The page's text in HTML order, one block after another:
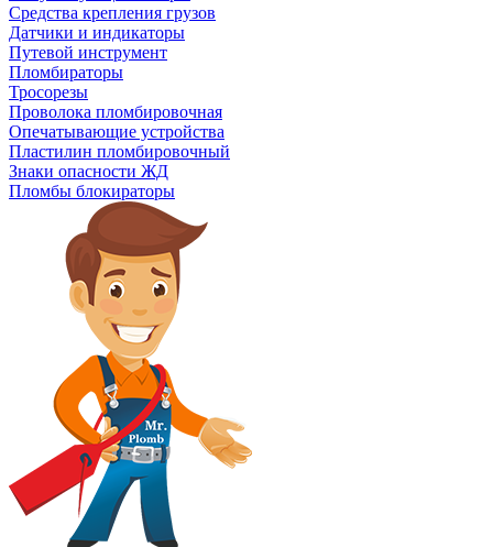
Средства крепления грузов
Датчики и индикаторы
Путевой инструмент
Пломбираторы
Тросорезы
Проволока пломбировочная
Опечатывающие устройства
Пластилин пломбировочный
Знаки опасности ЖД
Пломбы блокираторы